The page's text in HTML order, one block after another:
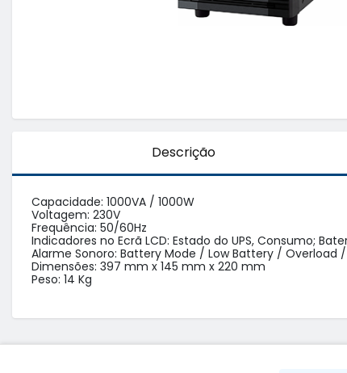
Descrição
Capacidade: 1000VA / 1000W
Voltagem: 230V
Frequência: 50/60Hz
Indicadores no Ecrã LCD: Estado do UPS, Consumo;
Alarme Sonoro: Battery Mode / Low Battery / Overload /
Dimensões: 397 mm x 145 mm x 220 mm
Peso: 14 Kg